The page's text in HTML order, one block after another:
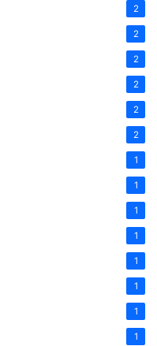
2
2
2
2
2
2
1
1
1
1
1
1
1
1